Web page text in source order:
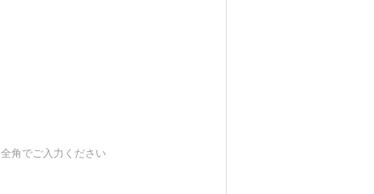
全角でご入力ください